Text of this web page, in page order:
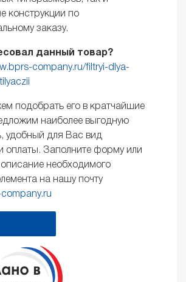
конструкции по
заказу.
данный товар?
company.ru/filtryi-dlya-
подобрать его в кратчайшие
наиболее выгодную
удобный для Вас вид
оплаты. Заполните форму или
необходимого
на нашу почту